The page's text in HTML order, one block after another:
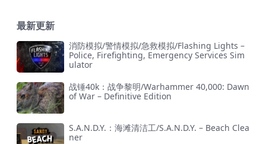
最新更新
消防模拟/警情模拟/急救模拟/Flashing Lights –
Police, Firefighting, Emergency Services Sim
ulator
战锤40k：战争黎明/Warhammer 40,000: Dawn
of War – Definitive Edition
S.A.N.D.Y.：海滩清洁工/S.A.N.D.Y. – Beach Clea
ner